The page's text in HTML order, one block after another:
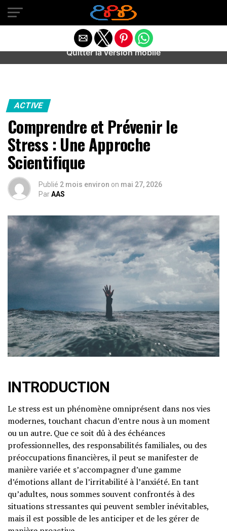
Warning
: preg_match(): Unknown modifier '/' in
/home/u589487443/domains/aideanxietestress.fr/
content/plugins/idev-post-views/includes/class-bots.php
ACTIVE
Comprendre et Prévenir le
Stress : Une Approche
Scientifique
Publié 2 mois environ on mai 27, 2026
ParAAS
INTRODUCTION
Le stress est un phénomène omniprésent dans nos vies
modernes, touchant chacun d’entre nous à un moment
ou un autre. Que ce soit dû à des échéances
professionnelles, des responsabilités familiales, ou des
préoccupations financières, il peut se manifester de
manière variée et s’accompagner d’une gamme
d’émotions allant de l’irritabilité à l’anxiété. En tant
qu’adultes, nous sommes souvent confrontés à des
situations stressantes qui peuvent sembler inévitables,
mais il est possible de les anticiper et de les gérer de
Quitter la version mobile